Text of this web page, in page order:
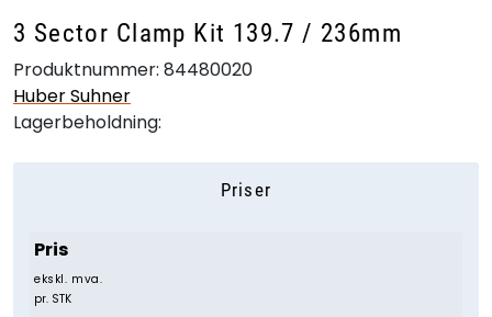
3 Sector Clamp Kit 139.7 / 236mm
Produktnummer: 84480020
Huber Suhner
Lagerbeholdning:
Priser
Pris
ekskl. mva.
pr. STK